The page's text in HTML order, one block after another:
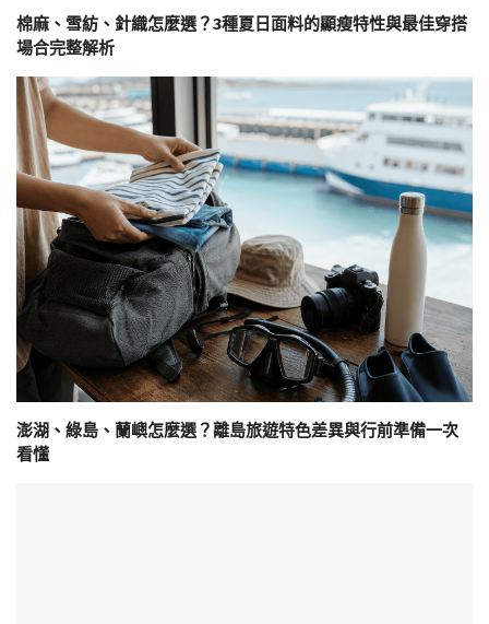
棉麻、雪紡、針織怎麼選？3種夏日面料的顯瘦特性與最佳穿搭
場合完整解析
澎湖、綠島、蘭嶼怎麼選？離島旅遊特色差異與行前準備一次
看懂